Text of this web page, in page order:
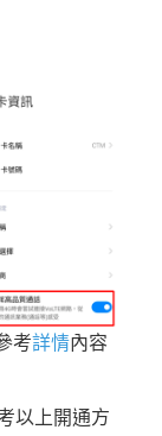
考詳情內容
以上開通方